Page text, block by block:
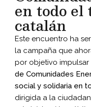
en todo
catalán
Este encuentro ha
la campaña que
por objetivo
de Comunidades
social y solidaria en
dirigida a la